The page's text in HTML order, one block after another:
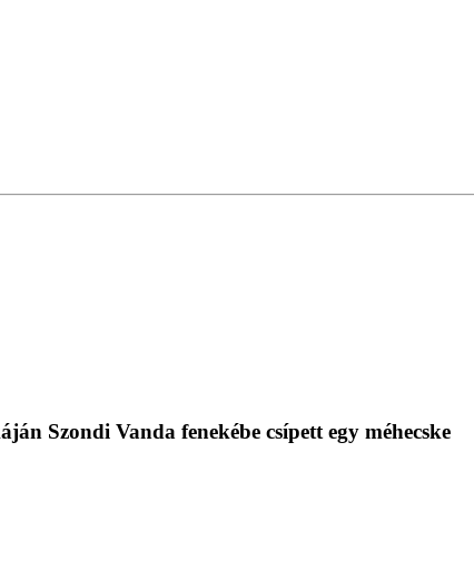
Szondi Vanda fenekébe csípett egy méhecske